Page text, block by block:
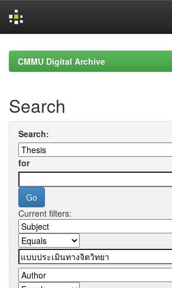
navigationCMMU Digital Archive
Search
Search:
for
Current filters: